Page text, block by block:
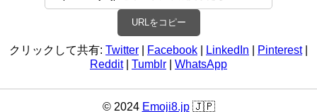
URLをコピー
クリックして共有: Twitter Facebook LinkedIn Pinterest|
Reddit| Tumblr WhatsApp
© 2024 Emoji8.jp🇯🇵